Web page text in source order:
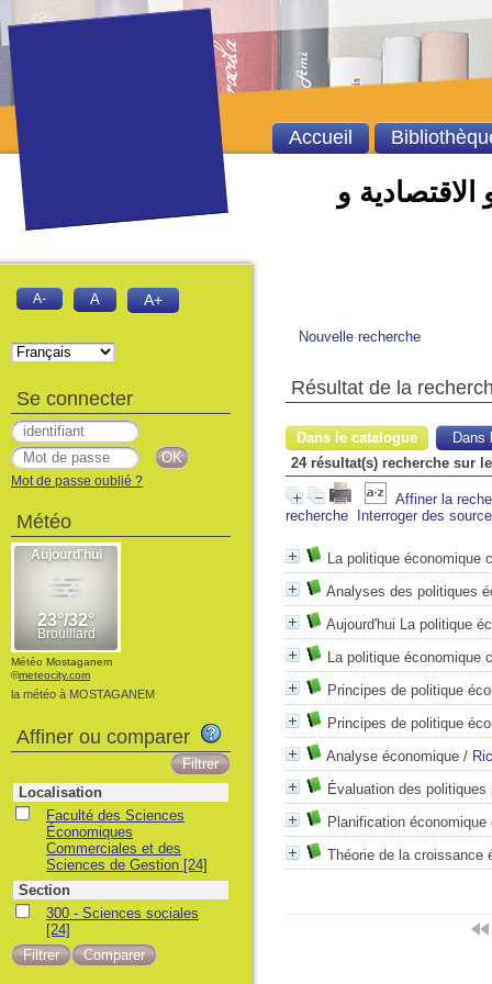
الاقتصادية و
Nouvelle recherche
Résultat de la
Dans le catalogue
Dans
24 résultat(s) recherche sur
Affiner la
recherche
Interroger des
La politique économique
Analyses des politiques
Aujourd'hui La politique
La politique économique
Principes de politique
Principes de politique
Analyse économique /
Évaluation des politiques
Planification
Théorie de la croissance
Accueil
A- A A+
Se connecter
Mot de passe oublié ?
Météo
Météo Mostaganem
©meteocity.com
la météo à MOSTAGANEM
Affiner ou comparer
Localisation
Faculté des Sciences
Économiques
Commerciales et des
Sciences de Gestion [24]
Section
300 - Sciences sociales
[24]